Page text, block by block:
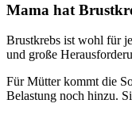
Mama hat
Brustkrebs ist wohl für
und große
Für Mütter kommt die
Belastung noch hinzu.